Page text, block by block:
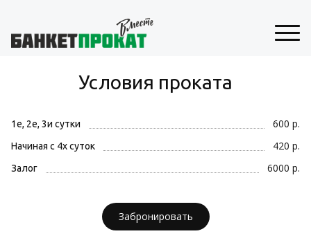
Условия проката
1е, 2е, 3и сутки 600 р.
Начиная с 4х суток 420 р.
Залог 6000 р.
Забронировать